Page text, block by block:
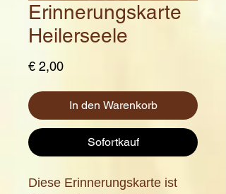
Erinnerungskarte
Heilerseele
€ 2,00Preis
In den Warenkorb
Sofortkauf
Diese Erinnerungskarte ist